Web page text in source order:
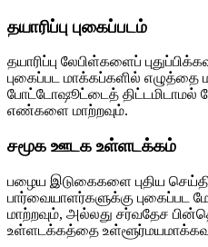
தயாரிப்பு புகைப்படம்
தயாரிப்பு லேபிள்களைப்
புகைப்பட மாக்கப்களில் எழுத்தை
போட்டோஷூட்டைத் திட்டமிடாமல்
எண்களை மாற்றவும்.
சமூக ஊடக உள்ளடக்கம்
பழைய இடுகைகளை புதிய
பார்வையாளர்களுக்கு புகைப்பட
மாற்றவும், அல்லது சர்வதேச
உள்ளடக்கத்தை